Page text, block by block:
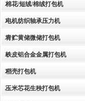
棉花/短绒/棉绒打包机
电机纺织轴承压力机
青贮黄储微储打包机
铁皮铝合金金属打包机
稻壳打包机
玉米芯花生秧打包机